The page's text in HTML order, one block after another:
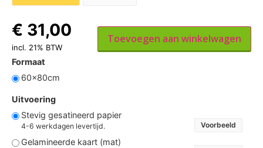
Formaat
60x80cm
Uitvoering
Stevig gesatineerd papier
4-6 werkdagen levertijd. Voorbeeld
Gelamineerde kaart (mat)
€ 31,00
incl. 21% BTW
Toevoegen aan winkelwagen